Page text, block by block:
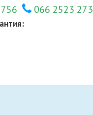
066 2523 273